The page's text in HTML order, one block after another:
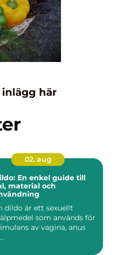
inlägg här
02. aug
En enkel guide till
material och
dildo är ett sexuellt
som används för
av vagina, anus